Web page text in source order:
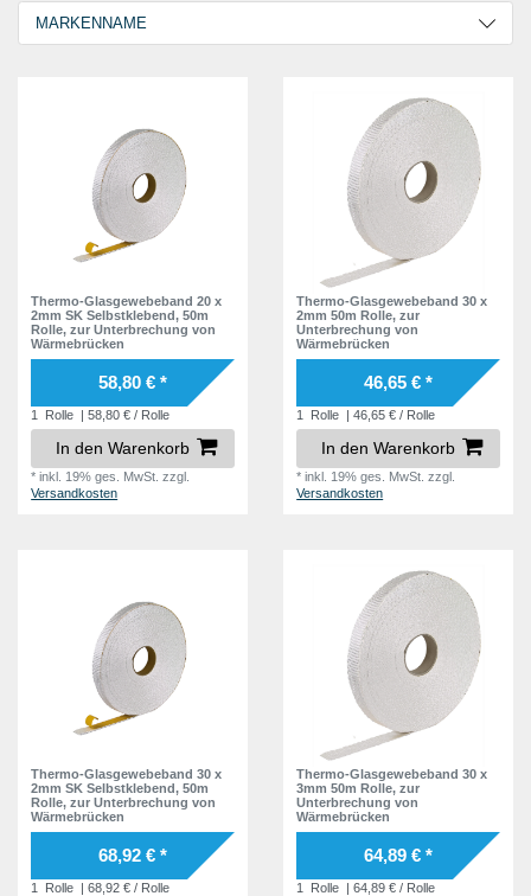
MARKENNAME
Thermo-Glasgewebeband 20 x
2mm SK Selbstklebend, 50m
Rolle, zur Unterbrechung von
Wärmebrücken
58,80 € *
1 Rolle | 58,80 € / Rolle
In den Warenkorb
*inkl. 19% ges. MwSt. zzgl.
Versandkosten
Thermo-Glasgewebeband 30 x
2mm 50m Rolle, zur
Unterbrechung von
Wärmebrücken
46,65 € *
1 Rolle | 46,65 € / Rolle
In den Warenkorb
*inkl. 19% ges. MwSt. zzgl.
Versandkosten
Thermo-Glasgewebeband 30 x
2mm SK Selbstklebend, 50m
Rolle, zur Unterbrechung von
Wärmebrücken
68,92 € *
1 Rolle | 68,92 € / Rolle
Thermo-Glasgewebeband 30 x
3mm 50m Rolle, zur
Unterbrechung von
Wärmebrücken
64,89 € *
1 Rolle | 64,89 € / Rolle